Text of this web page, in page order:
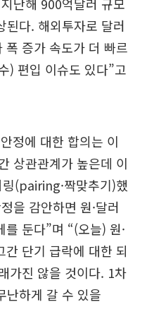
된다. 해외투자로 달러
폭 증가 속도가 더 빠르
) 편입 이슈도 있다”고
정에 대한 합의는 이
상관관계가 높은데 이
(pairing·짝맞추기)했
을 감안하면 원·달러
둔다”며 “(오늘) 원·
단기 급락에 대한 되
가진 않을 것이다. 1차
난하게 갈 수 있을